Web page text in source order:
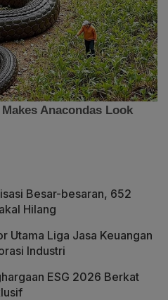
Besar-besaran, 652
Hilang
Utama Liga Jasa Keuangan
Industri
ESG 2026 Berkat